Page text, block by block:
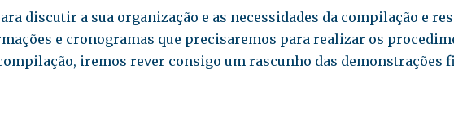
discutir a sua organização e as necessidades da compilação e
e cronogramas que precisaremos para realizar os
iremos rever consigo um rascunho das demonstrações